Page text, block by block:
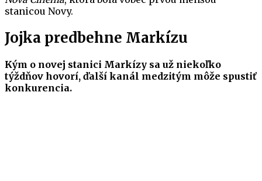
stanicou Novy.
Jojka predbehne Markízu
Kým o novej stanici Markízy sa už niekoľko
týždňov hovorí, ďalší kanál medzitým môže spustiť
konkurencia.